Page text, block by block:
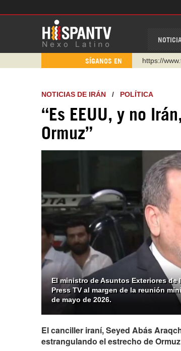
SÍGANOS EN
https://
http://
https://
https://
Instagram
NOTICIAS DE IRÁN / POLÍTICA
“Es EEUU, y no
Ormuz”
El ministro de Asuntos Exteriores de
Press TV al margen de la reunión
de mayo de 2026.
El canciller iraní, Seyed Abás
estrangulando el estrecho de